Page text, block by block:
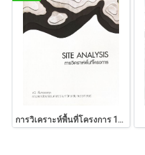
การวิเคราะห์พื้นที่โครงการ 146